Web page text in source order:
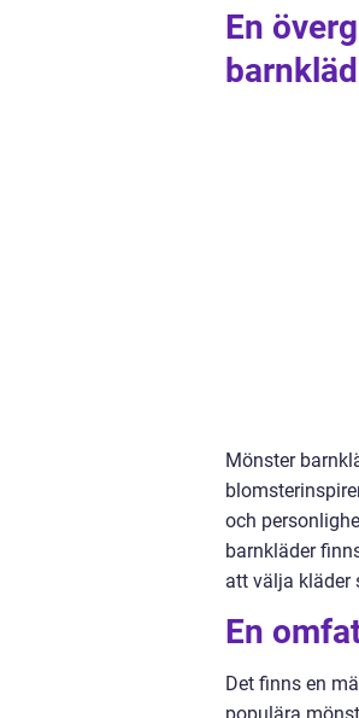
En
Mönster
och
barnkläder
att välja kläder
En
Det finns en
populära